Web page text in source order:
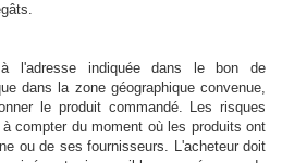
l'adresse indiquée dans le bon de
dans la zone géographique convenue,
le produit commandé. Les risques
compter du moment où les produits ont
ou de ses fournisseurs. L'acheteur doit